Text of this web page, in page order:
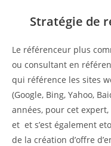
Stratégie de
Le référenceur plus
ou consultant en
qui référence les sites
(Google, Bing, Yahoo,
années, pour cet
et et s’est également
de la création d’offre